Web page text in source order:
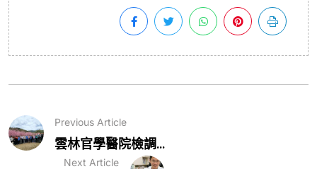
Previous Article
雲林官學醫院檢調...
Next Article